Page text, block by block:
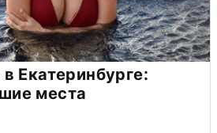
Екатеринбурге:
места